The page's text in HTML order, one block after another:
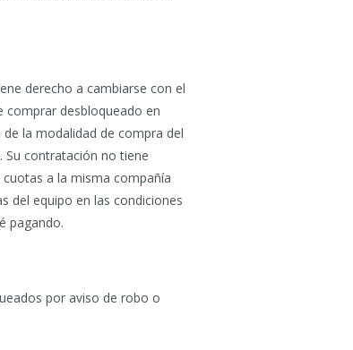
derecho a cambiarse con el
comprar desbloqueado en
la modalidad de compra del
contratación no tiene
a la misma compañía
del equipo en las condiciones
pagando.
por aviso de robo o